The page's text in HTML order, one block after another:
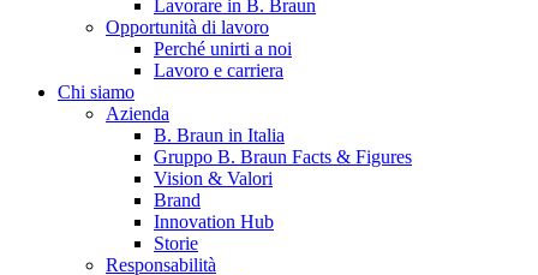
Scopri chi siamo ed entra nel mondo di B. Braun in Italia: 4
sedi, 4 aziende, più di 700 dipendenti e un Centro di
Eccellenza a livello globale.
Lavorare in B. Braun
Opportunità di lavoro
Perché unirti a noi
Lavoro e carriera
Chi siamo
Azienda
B. Braun in Italia
Gruppo B. Braun Facts & Figures
Vision & Valori
Brand
Innovation Hub
Storie
Responsabilità